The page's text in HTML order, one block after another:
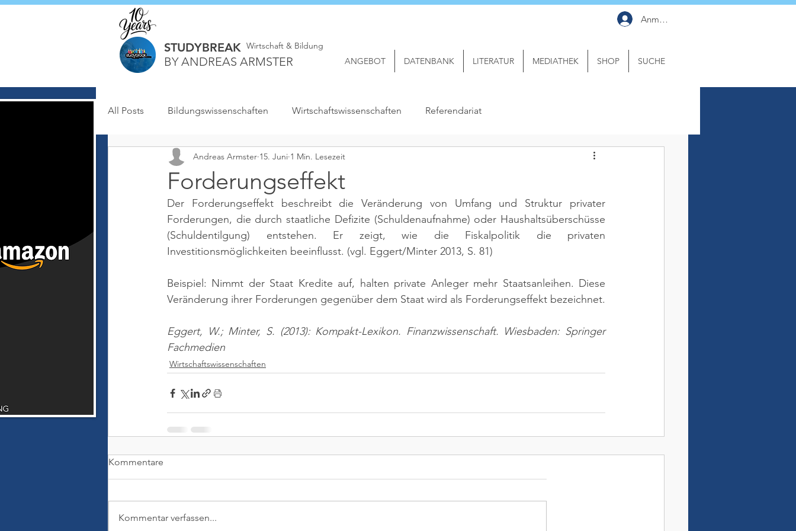
STUDYBREAK
BY ANDREAS ARMSTER
Wirtschaft & Bildung
Anmelden
ANGEBOT DATENBANK LITERATUR MEDIATHEK SHOP SUCHE
All Posts Bildungswissenschaften Wirtschaftswissenschaften Referendariat
Forderungseffekt
Andreas Armster 15. Juni 1 Min. Lesezeit
Der Forderungseffekt beschreibt die Veränderung von Umfang und Struktur privater
Forderungen, die durch staatliche Defizite (Schuldenaufnahme) oder Haushaltsüberschüsse
(Schuldentilgung) entstehen. Er zeigt, wie die Fiskalpolitik die privaten
Investitionsmöglichkeiten beeinflusst. (vgl. Eggert/Minter 2013, S. 81)
Beispiel: Nimmt der Staat Kredite auf, halten private Anleger mehr Staatsanleihen. Diese
Veränderung ihrer Forderungen gegenüber dem Staat wird als Forderungseffekt bezeichnet.
Eggert, W.; Minter, S. (2013): Kompakt-Lexikon. Finanzwissenschaft. Wiesbaden: Springer
Fachmedien
Wirtschaftswissenschaften
Kommentare
Kommentar verfassen...